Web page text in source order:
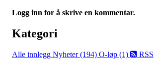
Logg inn for å skrive en kommentar.
Kategori
Alle innlegg Nyheter (194) O-løp (1) RSS